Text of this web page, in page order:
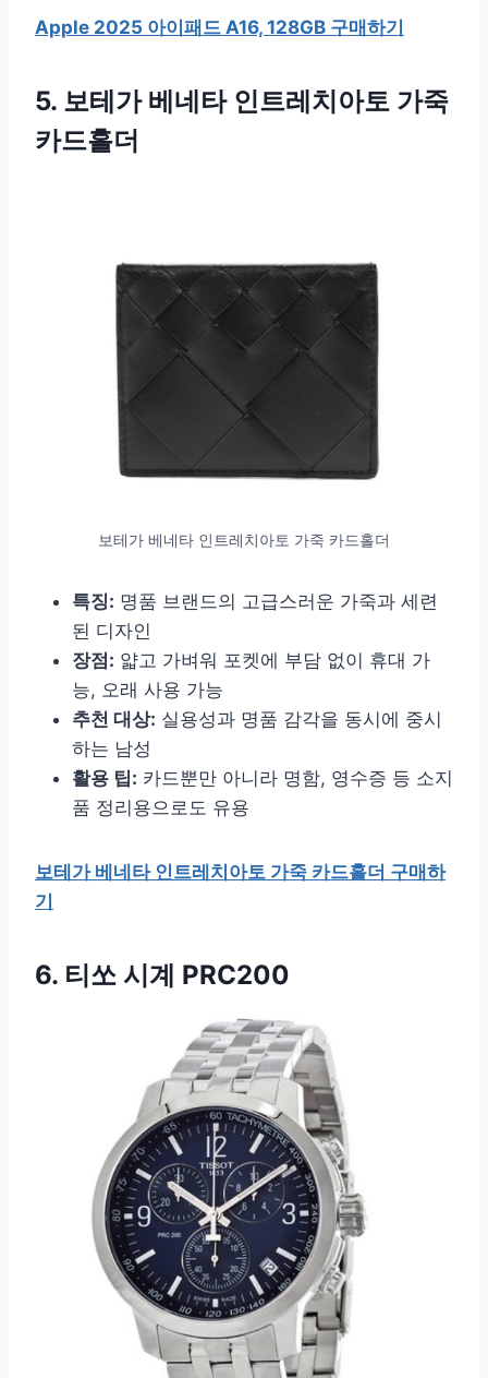
Apple 2025 아이패드 A16, 128GB 구매하기
5. 보테가 베네타 인트레치아토 가죽
카드홀더
보테가 베네타 인트레치아토 가죽 카드홀더
특징: 명품 브랜드의 고급스러운 가죽과 세련
된 디자인
장점: 얇고 가벼워 포켓에 부담 없이 휴대 가
능, 오래 사용 가능
추천 대상: 실용성과 명품 감각을 동시에 중시
하는 남성
활용 팁: 카드뿐만 아니라 명함, 영수증 등 소지
품 정리용으로도 유용
보테가 베네타 인트레치아토 가죽 카드홀더 구매하
기
6. 티쏘 시계 PRC200